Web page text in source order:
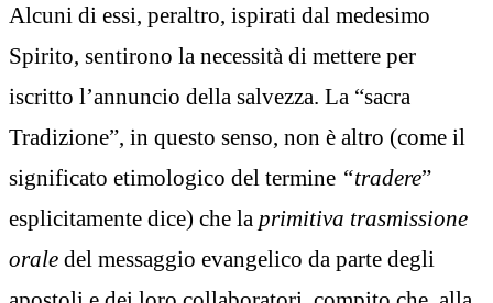
Alcuni di essi, peraltro, ispirati dal medesimo
Spirito, sentirono la necessità di mettere per
iscritto l’annuncio della salvezza. La “sacra
Tradizione”, in questo senso, non è altro (come il
significato etimologico del termine “tradere”
esplicitamente dice) che la primitiva trasmissione
orale del messaggio evangelico da parte degli